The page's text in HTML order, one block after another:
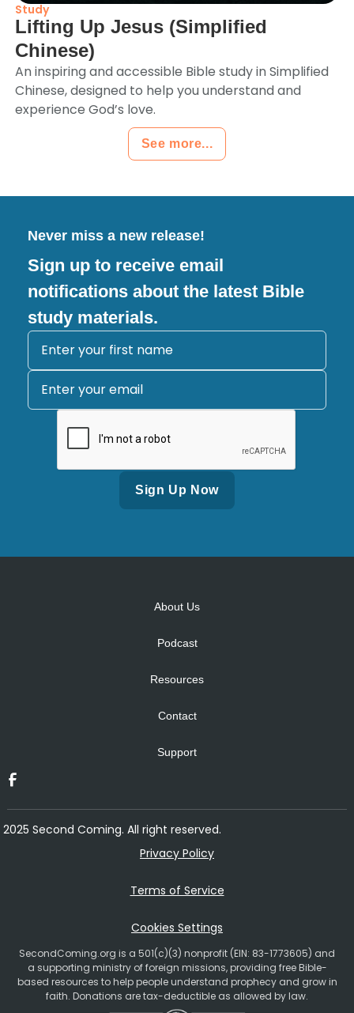
Study
Lifting Up Jesus (Simplified
Chinese)
An inspiring and accessible Bible study in Simplified
Chinese, designed to help you understand and
experience God’s love.
See more...
Never miss a new release!
Sign up to receive email
notifications about the latest Bible
study materials.
About Us
Podcast
Resources
Contact
Support
2025 Second Coming. All right reserved.
Privacy Policy
Terms of Service
Cookies Settings
SecondComing.org is a 501(c)(3) nonprofit (EIN: 83-1773605) and
a supporting ministry of foreign missions, providing free Bible-
based resources to help people understand prophecy and grow in
faith. Donations are tax-deductible as allowed by law.